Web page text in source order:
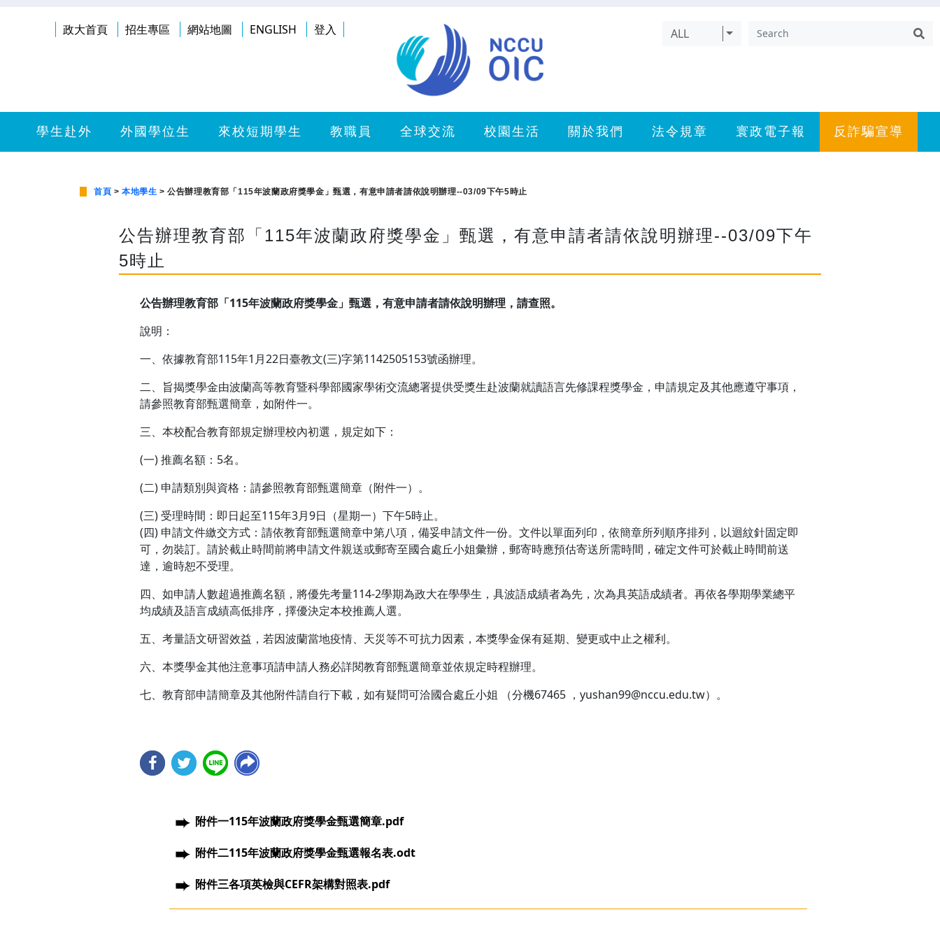
政大首頁 招生專區 網站地圖 ENGLISH 登入 ALL
學生赴外 外國學位生 來校短期學生 教職員 全球交流 校園生活 關於我們 法令規章 寰政電子報 反詐騙宣導
首頁 >本地學生 > 公告辦理教育部「115年波蘭政府獎學金」甄選，有意申請者請依說明辦理--03/09下午5時止
公告辦理教育部「115年波蘭政府獎學金」甄選，有意申請者請依說明辦理--03/09下午
5時止
公告辦理教育部「115年波蘭政府獎學金」甄選，有意申請者請依說明辦理，請查照。
說明：​​
一、依據教育部115年1月22日臺教文(三)字第1142505153號函辦理。
二、旨揭獎學金由波蘭高等教育暨科學部國家學術交流總署提供受獎生赴波蘭就讀語言先修課程獎學金，申請規定及其他應遵守事項，
請參照教育部甄選簡章，如附件一。
三、本校配合教育部規定辦理校內初選，規定如下：
(一) 推薦名額：5名。
(二) 申請類別與資格：請參照教育部甄選簡章（附件一）。
(三) 受理時間：即日起至115年3月9日（星期一）下午5時止。
(四) 申請文件繳交方式：請依教育部甄選簡章中第八項，備妥申請文件一份。文件以單面列印，依簡章所列順序排列，以迴紋針固定即
可，勿裝訂。請於截止時間前將申請文件親送或郵寄至國合處丘小姐彙辦，郵寄時應預估寄送所需時間，確定文件可於截止時間前送
達，逾時恕不受理。
四、如申請人數超過推薦名額，將優先考量114-2學期為政大在學學生，具波語成績者為先，次為具英語成績者。再依各學期學業總平
均成績及語言成績高低排序，擇優決定本校推薦人選。
五、考量語文研習效益，若因波蘭當地疫情、天災等不可抗力因素，本獎學金保有延期、變更或中止之權利。
六、本獎學金其他注意事項請申請人務必詳閱教育部甄選簡章並依規定時程辦理。
七、教育部申請簡章及其他附件請自行下載，如有疑問可洽國合處丘小姐 （分機67465 ，yushan99@nccu.edu.tw）。
附件一115年波蘭政府獎學金甄選簡章.pdf
附件二115年波蘭政府獎學金甄選報名表.odt
附件三各項英檢與CEFR架構對照表.pdf